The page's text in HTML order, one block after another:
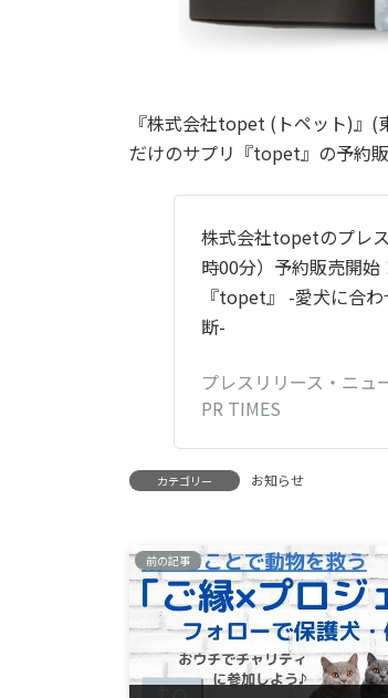
『株式会社topet (トペット)』
だけのサプリ『topet』の予約
株式会社topetのプレ
時00分）予約販売開始
『topet』 -愛犬に合
断-
プレスリリース・ニュ
PR TIMES
カテゴリー お知らせ
前の記事